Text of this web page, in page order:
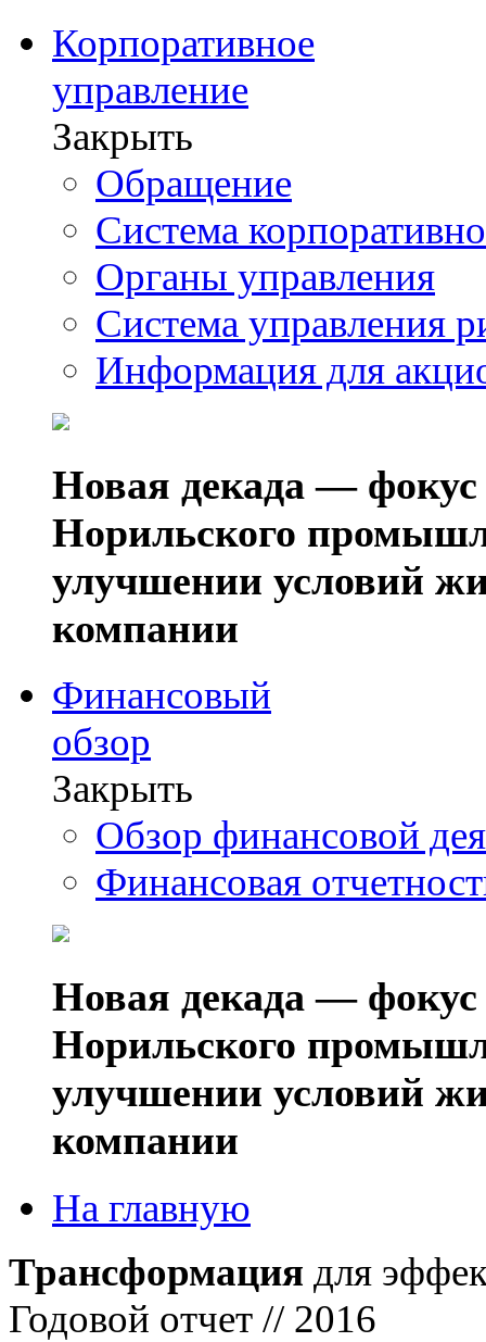
Корпоративное
управление
Закрыть
Обращение
Система
Органы управления
Система управления
Информация для
Новая декада — фокус
Норильского
улучшении условий
компании
Финансовый
обзор
Закрыть
Обзор финансовой
Финансовая
Новая декада — фокус
Норильского
улучшении условий
компании
На главную
Трансформация для
Годовой отчет // 2016